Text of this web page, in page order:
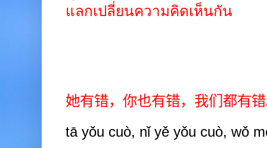
แลกเปลี่ยนความคิดเห็นกัน
她有错，你也有错，我们都有
tā yǒu cuò, nǐ yě yǒu cuò, wǒ